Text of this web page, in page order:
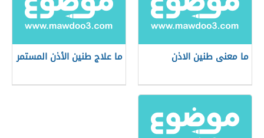
ما معنى طنين الاذن ما علاج طنين الأذن المستمر